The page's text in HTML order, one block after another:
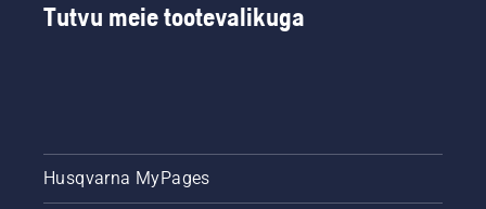
Tutvu meie tootevalikuga
Husqvarna MyPages